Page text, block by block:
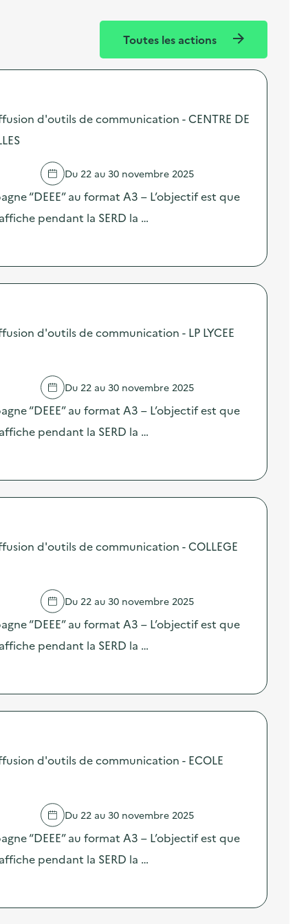
Toutes les actions
d'outils de communication - CENTRE DE
Du 22 au 30 novembre 2025
“DEEE” au format A3 – L’objectif est que
pendant la SERD la …
d'outils de communication - LP LYCEE
Du 22 au 30 novembre 2025
“DEEE” au format A3 – L’objectif est que
pendant la SERD la …
d'outils de communication - COLLEGE
Du 22 au 30 novembre 2025
“DEEE” au format A3 – L’objectif est que
pendant la SERD la …
d'outils de communication - ECOLE
Du 22 au 30 novembre 2025
“DEEE” au format A3 – L’objectif est que
pendant la SERD la …